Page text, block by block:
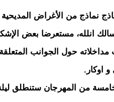
نماذج من الأغراض
انلله، مستعرضا بعض
حول الجوانب
اوكار.
من المهرجان ستنطلق